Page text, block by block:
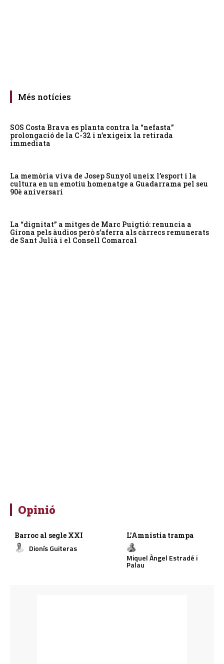
Més notícies
SOS Costa Brava es planta contra la “nefasta”
prolongació de la C-32 i n’exigeix la retirada
immediata
La memòria viva de Josep Sunyol uneix l’esport i la
cultura en un emotiu homenatge a Guadarrama pel seu
90è aniversari
La “dignitat” a mitges de Marc Puigtió: renuncia a
Girona pels àudios però s’aferra als càrrecs remunerats
de Sant Julià i el Consell Comarcal
Opinió
Barroc al segle XXI
Dionís Guiteras
L’Amnistia trampa
Miquel Àngel Estradé i
Palau